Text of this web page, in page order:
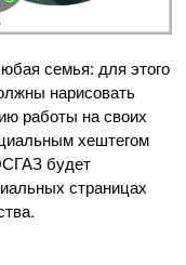
семья: для этого
нарисовать
работы на своих
хештегом
будет
страницах